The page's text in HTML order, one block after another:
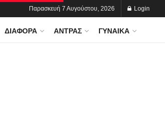
Παρασκευή 7 Αυγούστου, 2026 Login
ΔΙΆΦΟΡΑ ΆΝΤΡΑΣ ΓΥΝΑΊΚΑ